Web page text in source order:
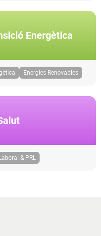
Energètica
Energies Renovables
& PRL